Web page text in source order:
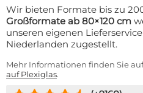
Wir bieten Formate bis zu
Großformate ab 80×120 cm
unseren eigenen
Niederlanden zugestellt.
Mehr Informationen finden Sie
auf Plexiglas.